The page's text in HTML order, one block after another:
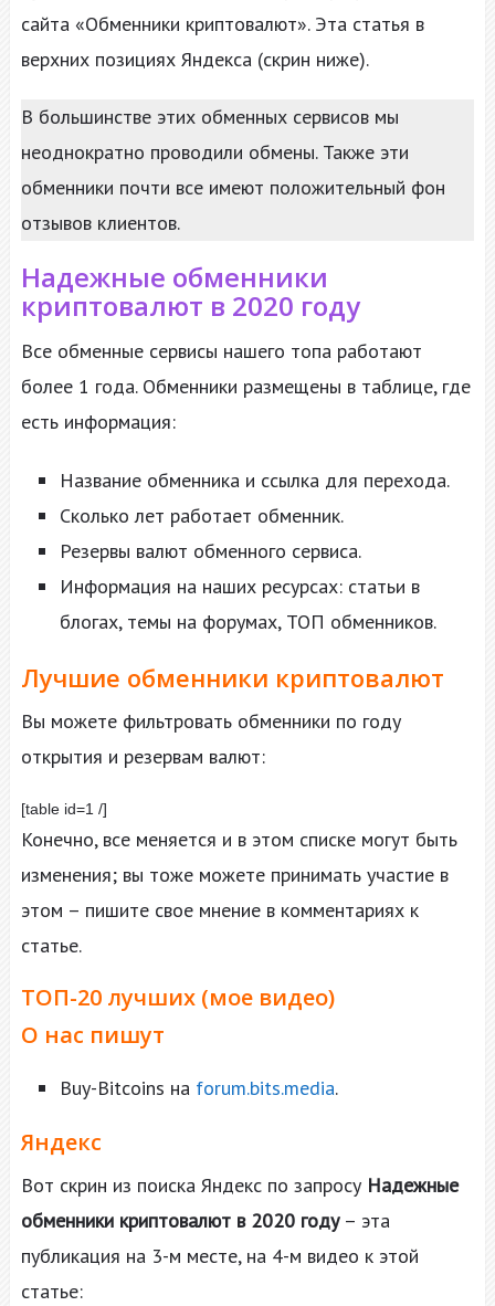
сайта «Обменники криптовалют». Эта статья в
верхних позициях Яндекса (скрин ниже).
В большинстве этих обменных сервисов мы
неоднократно проводили обмены. Также эти
обменники почти все имеют положительный фон
отзывов клиентов.
Надежные обменники
криптовалют в 2020 году
Все обменные сервисы нашего топа работают
более 1 года. Обменники размещены в таблице, где
есть информация:
Название обменника и ссылка для перехода.
Сколько лет работает обменник.
Резервы валют обменного сервиса.
Информация на наших ресурсах: статьи в
блогах, темы на форумах, ТОП обменников.
Лучшие обменники криптовалют
Вы можете фильтровать обменники по году
открытия и резервам валют:
[table id=1 /]
Конечно, все меняется и в этом списке могут быть
изменения; вы тоже можете принимать участие в
этом – пишите свое мнение в комментариях к
статье.
ТОП-20 лучших (мое видео)
О нас пишут
Buy-Bitcoins на forum.bits.media.
Яндекс
Вот скрин из поиска Яндекс по запросу Надежные
обменники криптовалют в 2020 году– эта
публикация на 3-м месте, на 4-м видео к этой
статье: